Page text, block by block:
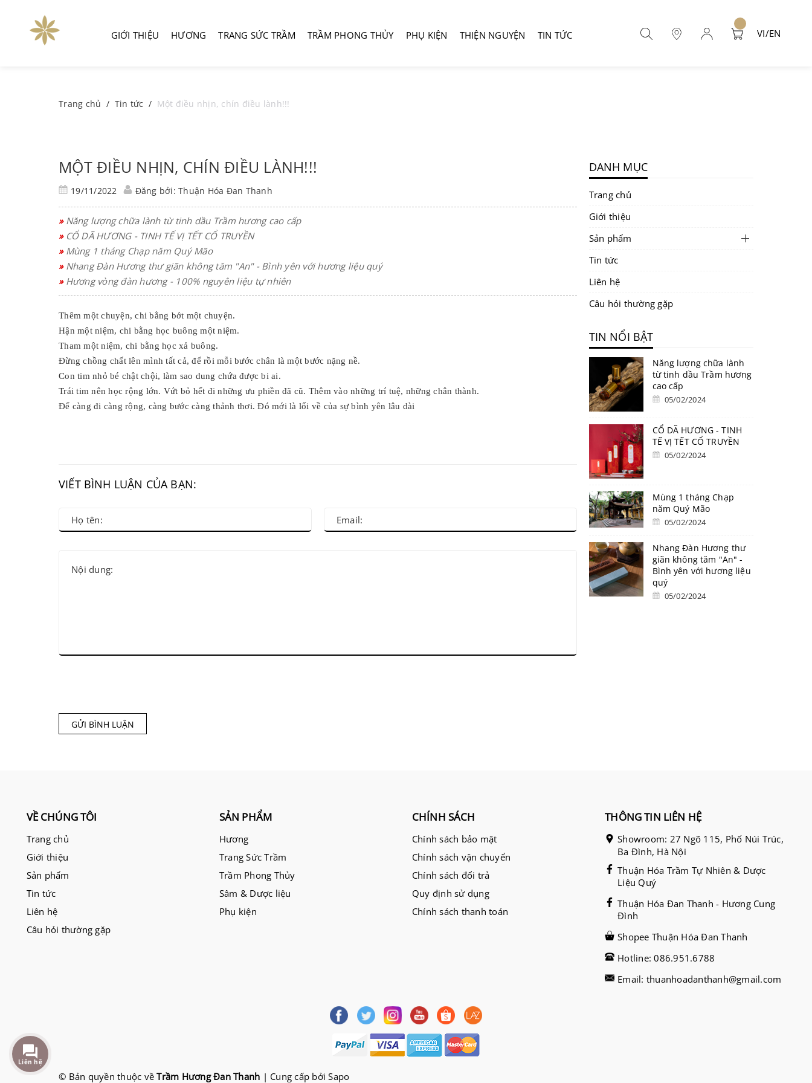
GIỚI THIỆU HƯƠNG TRANG SỨC TRẦM TRẦM PHONG THỦY PHỤ KIỆN THIỆN NGUYỆN TIN TỨC VI/EN
Trang chủ / Tin tức / Một điều nhịn, chín điều lành!!!
MỘT ĐIỀU NHỊN, CHÍN ĐIỀU LÀNH!!!
19/11/2022 Đăng bởi: Thuận Hóa Đan Thanh
»Năng lượng chữa lành từ tinh dầu Trầm hương cao cấp
»CỔ DÃ HƯƠNG - TINH TẾ VỊ TẾT CỔ TRUYỀN
»Mùng 1 tháng Chạp năm Quý Mão
»Nhang Đàn Hương thư giãn không tăm "An" - Bình yên với hương liệu quý
»Hương vòng đàn hương - 100% nguyên liệu tự nhiên
Thêm một chuyện, chi bằng bớt một chuyện.
Hận một niệm, chi bằng học buông một niệm.
Tham một niệm, chi bằng học xả buông.
Đừng chồng chất lên mình tất cả, để rồi mỗi bước chân là một bước nặng nề.
Con tim nhỏ bé chật chội, làm sao dung chứa được bi ai.
Trái tim nên học rộng lớn. Vứt bỏ hết đi những ưu phiền đã cũ. Thêm vào những trí tuệ, những chân thành.
Để càng đi càng rộng, càng bước càng thảnh thơi. Đó mới là lối về của sự bình yên lâu dài
VIẾT BÌNH LUẬN CỦA BẠN:
GỬI BÌNH LUẬN
DANH MỤC
Trang chủ
Giới thiệu
Sản phẩm
Tin tức
Liên hệ
Câu hỏi thường gặp
TIN NỔI BẬT
Năng lượng chữa lành
từ tinh dầu Trầm hương
cao cấp
05/02/2024
CỔ DÃ HƯƠNG - TINH
TẾ VỊ TẾT CỔ TRUYỀN
05/02/2024
Mùng 1 tháng Chạp
năm Quý Mão
05/02/2024
Nhang Đàn Hương thư
giãn không tăm "An" -
Bình yên với hương liệu
quý
05/02/2024
VỀ CHÚNG TÔI
Trang chủ
Giới thiệu
Sản phẩm
Tin tức
Liên hệ
Câu hỏi thường gặp
SẢN PHẨM
Hương
Trang Sức Trầm
Trầm Phong Thủy
Sâm & Dược liệu
Phụ kiện
CHÍNH SÁCH
Chính sách bảo mật
Chính sách vận chuyển
Chính sách đổi trả
Quy định sử dụng
Chính sách thanh toán
THÔNG TIN LIÊN HỆ
Showroom: 27 Ngõ 115, Phố Núi Trúc,
Ba Đình, Hà Nội
Thuận Hóa Trầm Tự Nhiên & Dược
Liệu Quý
Thuận Hóa Đan Thanh - Hương Cung
Đình
Shopee Thuận Hóa Đan Thanh
Hotline: 086.951.6788
Email: thuanhoadanthanh@gmail.com
© Bản quyền thuộc vềTrầm Hương Đan Thanh | Cung cấp bởiSapo
Liên hệ